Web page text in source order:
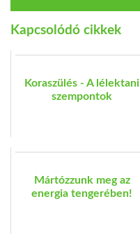
Kapcsolódó cikkek
Koraszülés - A lélektani
szempontok
Mártózzunk meg az
energia tengerében!